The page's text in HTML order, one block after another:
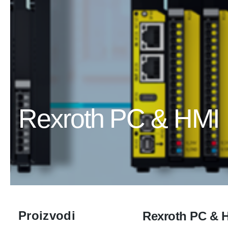
Rexroth PC & HMI
Proizvodi Rexroth PC &